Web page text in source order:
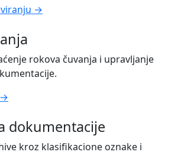
→
rokova čuvanja i upravljanje
dokumentacije
kroz klasifikacione oznake i